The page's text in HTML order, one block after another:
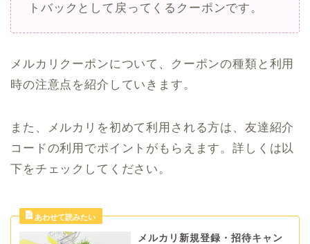
トバックとして戻ってくるクーポンです。
メルカリクーポンについて、クーポンの種類と利用
時の注意点を紹介していきます。
また、メルカリを初めて利用される方は、友達紹介
コードの利用でポイントがもらえます。詳しくは以
下をチェックしてください。
メルカリ新規登録・招待キャン